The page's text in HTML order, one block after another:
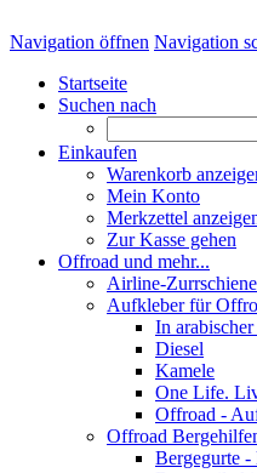
Navigation öffnen Navigation
Startseite
Suchen nach
Einkaufen
Warenkorb
Mein Konto
Merkzettel
Zur Kasse gehen
Offroad und mehr...
Airline-
Aufkleber für
In
Diesel
Kamele
One Life.
Offroad -
Offroad
Bergegurte -